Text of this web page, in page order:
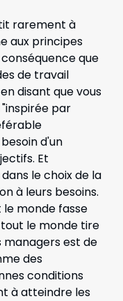
rarement à
aux principes
que
de travail
disant que vous
par
d'un
Et
le choix de la
à leurs besoins.
le monde fasse
le monde tire
managers est de
des
conditions
à atteindre les